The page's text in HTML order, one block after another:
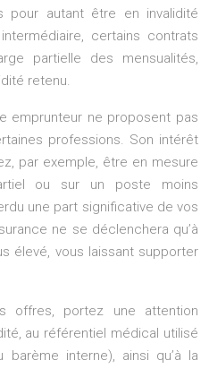
pour autant être en invalidité
certains contrats
partielle des mensualités,
retenu.
emprunteur ne proposent pas
professions. Son intérêt
par exemple, être en mesure
ou sur un poste moins
une part significative de vos
ne se déclenchera qu’à
élevé, vous laissant supporter
offres, portez une attention
au référentiel médical utilisé
interne), ainsi qu’à la